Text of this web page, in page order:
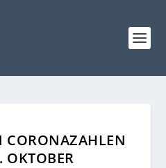
CORONAZAHLEN
OKTOBER